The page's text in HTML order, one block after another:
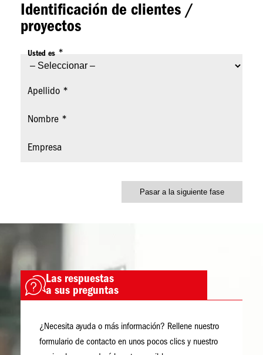
Identificación de clientes /
proyectos
Usted es
Apellido
Nombre
Empresa
ImagenLas respuestas
a sus preguntas
¿Necesita ayuda o más información? Rellene nuestro
formulario de contacto en unos pocos clics y nuestro